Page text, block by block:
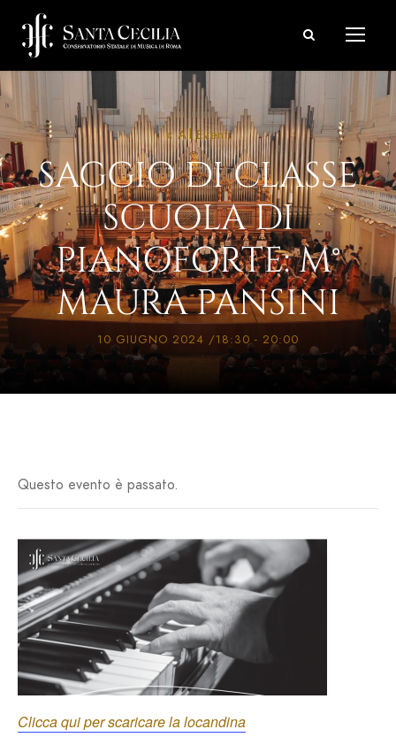
« All Eventi
SAGGIO DI CLASSE
SCUOLA DI
PIANOFORTE: M°
MAURA PANSINI
10 GIUGNO 2024 /18:30- 20:00
Questo evento è passato.
Clicca qui per scaricare la locandina